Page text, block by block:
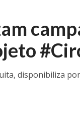
disponibiliza